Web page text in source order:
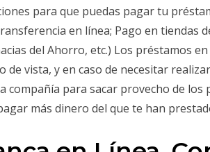
para que puedas pagar tu
en línea; Pago en tiendas
del Ahorro, etc.) Los préstamos
de vista, y en caso de necesitar
compañía para sacar provecho de
más dinero del que te han